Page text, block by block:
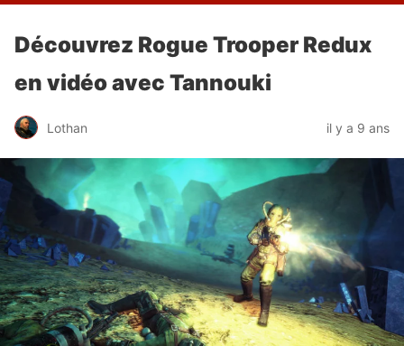
Découvrez Rogue Trooper Redux
en vidéo avec Tannouki
Lothan il y a 9 ans